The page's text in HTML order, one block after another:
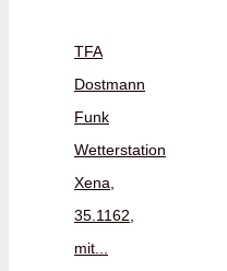
TFA
Dostmann
Funk
Wetterstation
Xena,
35.1162,
mit...